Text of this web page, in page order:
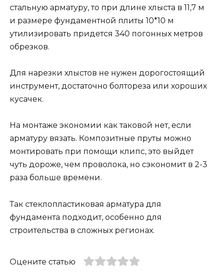
стальную арматуру, то при длине хлыста в 11,7 м
и размере фундаментной плиты 10*10 м
утилизировать придется 340 погонных метров
обрезков.
Для нарезки хлыстов не нужен дорогостоящий
инструмент, достаточно болтореза или хороших
кусачек.
На монтаже экономии как таковой нет, если
арматуру вязать. Композитные пруты можно
монтировать при помощи клипс, это выйдет
чуть дороже, чем проволока, но сэкономит в 2-3
раза больше времени.
Так стеклопластиковая арматура для
фундамента подходит, особенно для
строительства в сложных регионах.
Оцените статью